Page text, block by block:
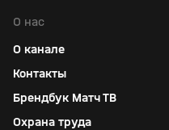
О нас
О канале
Контакты
Брендбук Матч ТВ
Охрана труда